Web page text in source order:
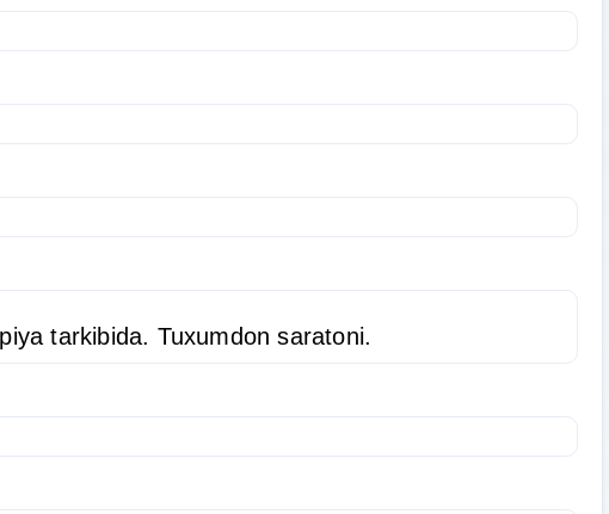
tarkibida. Tuxumdon saratoni.